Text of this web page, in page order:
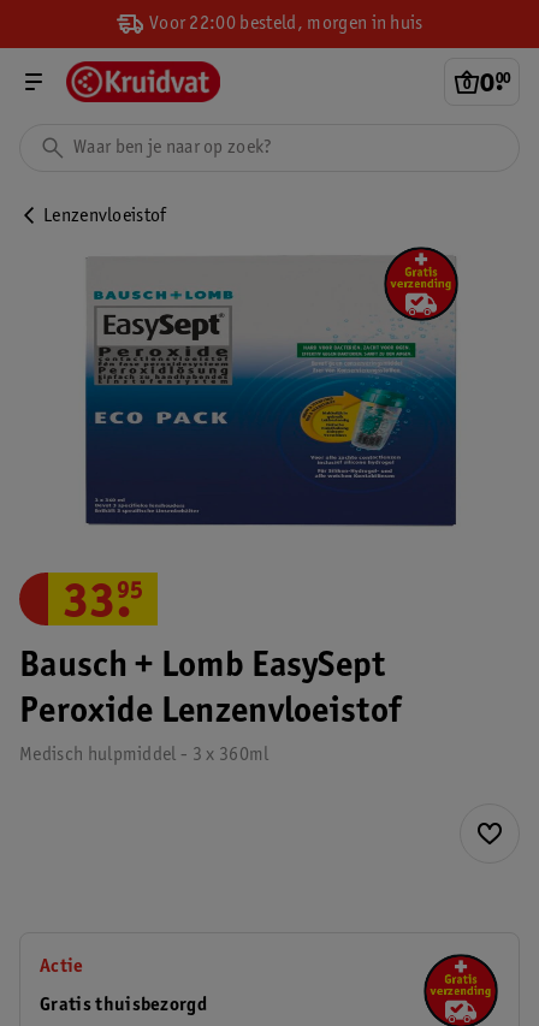
Voor 22:00 besteld, morgen in huis
0.
00
Lenzenvloeistof
Bausch + Lomb EasySept
Peroxide Lenzenvloeistof
Medisch hulpmiddel - 3 x 360ml
33.
95
Actie
Gratis thuisbezorgd